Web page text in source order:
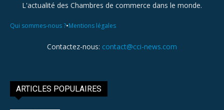
L'actualité des Chambres de commerce dans le monde.
Qui sommes-nous ?•Mentions légales
Contactez-nous: contact@cci-news.com
ARTICLES POPULAIRES